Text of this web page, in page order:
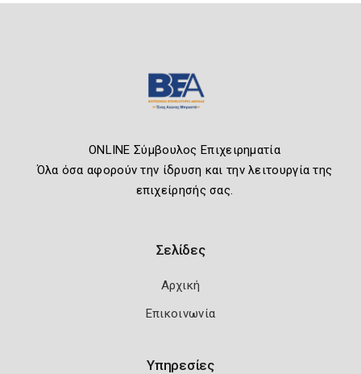
ONLINE Σύμβουλος Επιχειρηματία
Όλα όσα αφορούν την ίδρυση και την λειτουργία της
επιχείρησής σας.
Σελίδες
Αρχική
Επικοινωνία
Υπηρεσίες